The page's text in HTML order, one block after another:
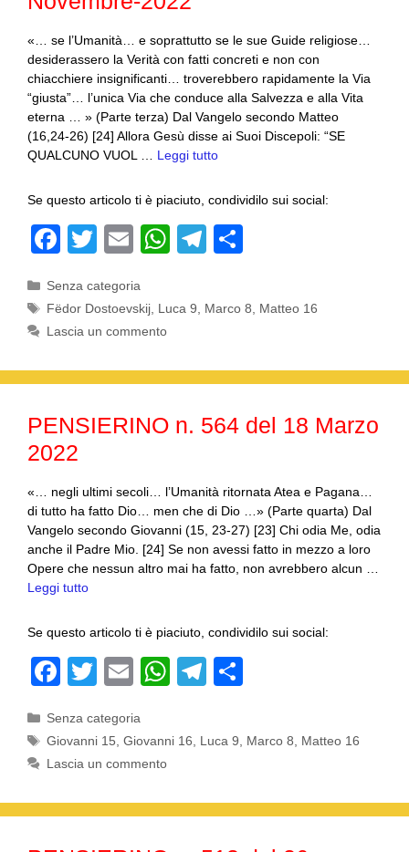
«… se l’Umanità… e soprattutto se le sue Guide religiose…
desiderassero la Verità con fatti concreti e non con
chiacchiere insignificanti… troverebbero rapidamente la Via
“giusta”… l’unica Via che conduce alla Salvezza e alla Vita
eterna … » (Parte terza) Dal Vangelo secondo Matteo
(16,24-26) [24] Allora Gesù disse ai Suoi Discepoli: “SE
QUALCUNO VUOL … Leggi tutto
Se questo articolo ti è piaciuto, condividilo sui social:
F
c
e
o
o
k
T
tt
er
E
ail
W
at
p
p
T
e
m
n
di
Categorie
Senza categoria
Tag
Fëdor Dostoevskij Luca 9 Marco 8
Matteo 16
Lascia un commento
PENSIERINO n. 564 del 18 Marzo
2022
«… negli ultimi secoli… l’Umanità ritornata Atea e Pagana…
di tutto ha fatto Dio… men che di Dio …» (Parte quarta) Dal
Vangelo secondo Giovanni (15, 23-27) [23] Chi odia Me, odia
anche il Padre Mio. [24] Se non avessi fatto in mezzo a loro
Opere che nessun altro mai ha fatto, non avrebbero alcun …
Leggi tutto
Se questo articolo ti è piaciuto, condividilo sui social:
F
c
e
o
T
tt
er
E
ail
W
at
p
T
m
n
di
Categorie
Senza categoria
Tag
Giovanni 15,Giovanni 16, Luca 9, Marco 8, Matteo 16
Lascia un commento